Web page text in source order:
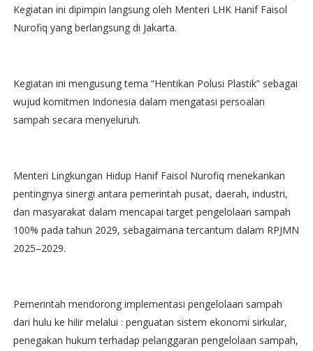
Kegiatan ini dipimpin langsung oleh Menteri LHK Hanif Faisol
Nurofiq yang berlangsung di Jakarta.
Kegiatan ini mengusung tema “Hentikan Polusi Plastik” sebagai
wujud komitmen Indonesia dalam mengatasi persoalan
sampah secara menyeluruh.
Menteri Lingkungan Hidup Hanif Faisol Nurofiq menekankan
pentingnya sinergi antara pemerintah pusat, daerah, industri,
dan masyarakat dalam mencapai target pengelolaan sampah
100% pada tahun 2029, sebagaimana tercantum dalam RPJMN
2025–2029.
Pemerintah mendorong implementasi pengelolaan sampah
dari hulu ke hilir melalui : penguatan sistem ekonomi sirkular,
penegakan hukum terhadap pelanggaran pengelolaan sampah,